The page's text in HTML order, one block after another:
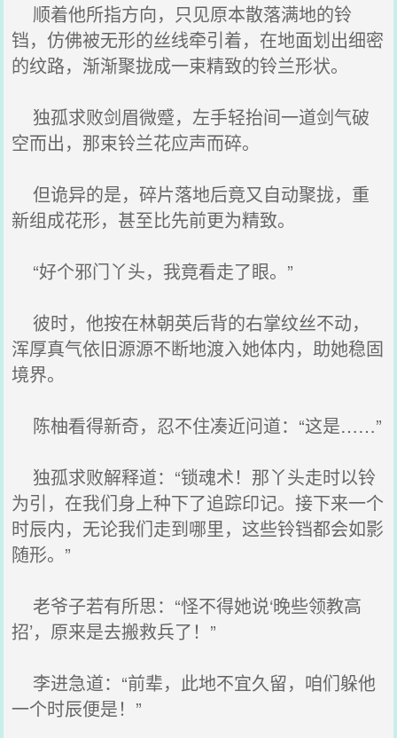
顺着他所指方向，只见原本散落满地的铃
铛，仿佛被无形的丝线牵引着，在地面划出细密
的纹路，渐渐聚拢成一束精致的铃兰形状。
独孤求败剑眉微蹙，左手轻抬间一道剑气破
空而出，那束铃兰花应声而碎。
但诡异的是，碎片落地后竟又自动聚拢，重
新组成花形，甚至比先前更为精致。
“好个邪门丫头，我竟看走了眼。”
彼时，他按在林朝英后背的右掌纹丝不动，
浑厚真气依旧源源不断地渡入她体内，助她稳固
境界。
陈柚看得新奇，忍不住凑近问道：“这是……”
独孤求败解释道：“锁魂术！那丫头走时以铃
为引，在我们身上种下了追踪印记。接下来一个
时辰内，无论我们走到哪里，这些铃铛都会如影
随形。”
老爷子若有所思：“怪不得她说‘晚些领教高
招’，原来是去搬救兵了！”
李进急道：“前辈，此地不宜久留，咱们躲他
一个时辰便是！”